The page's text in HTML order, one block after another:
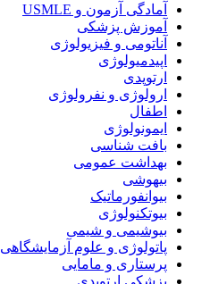
آمادگی آزمون و USMLE
آموزش پزشکی
آناتومی و فیزیولوژی
اپیدمیولوژی
ارتوپدی
ارولوژی و نفرولوژی
اطفال
ایمونولوژی
بافت شناسی
بهداشت عمومی
بیهوشی
بیوانفورماتیک
بیوتکنولوژی
بیوشیمی و شیمی
پاتولوژی و علوم آزمایشگاهی
پرستاری و مامایی
پزشکی ارتوپدی